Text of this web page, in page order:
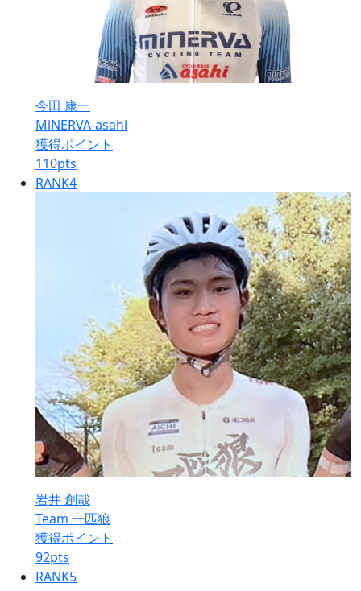
今田 康一
MiNERVA-asahi
獲得ポイント
110pts
RANK4
岩井 創哉
Team 一匹狼
獲得ポイント
92pts
RANK5